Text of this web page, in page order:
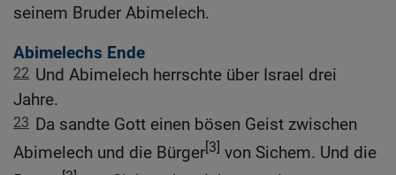
seinem Bruder Abimelech.
Abimelechs Ende
22 Und Abimelech herrschte über Israel drei
Jahre.
23 Da sandte Gott einen bösen Geist zwischen
Abimelech und die Bürger[3] von Sichem. Und die